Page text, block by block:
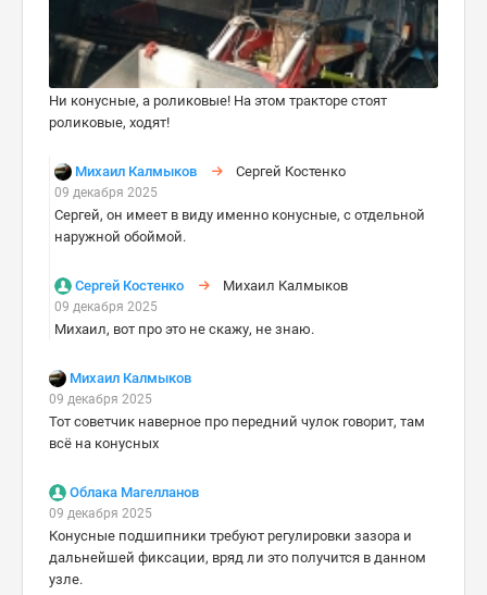
Ни конусные, а роликовые! На этом тракторе стоят
роликовые, ходят!
Михаил Калмыков Сергей Костенко
09 декабря 2025
Сергей, он имеет в виду именно конусные, с отдельной
наружной обоймой.
Сергей Костенко Михаил Калмыков
09 декабря 2025
Михаил, вот про это не скажу, не знаю.
Михаил Калмыков
09 декабря 2025
Тот советчик наверное про передний чулок говорит, там
всё на конусных
Облака Магелланов
09 декабря 2025
Конусные подшипники требуют регулировки зазора и
дальнейшей фиксации, вряд ли это получится в данном
узле.